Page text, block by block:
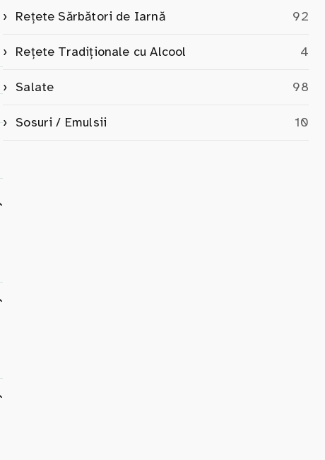
Rețete Sărbători de Iarnă 92
Rețete Tradiționale cu Alcool 4
Salate 98
Sosuri / Emulsii 10